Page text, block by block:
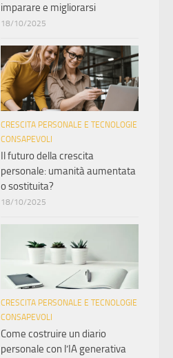
imparare e migliorarsi
18/10/2025
CRESCITA PERSONALE E TECNOLOGIE
CONSAPEVOLI
Il futuro della crescita
personale: umanità aumentata
o sostituita?
18/10/2025
CRESCITA PERSONALE E TECNOLOGIE
CONSAPEVOLI
Come costruire un diario
personale con l’IA generativa